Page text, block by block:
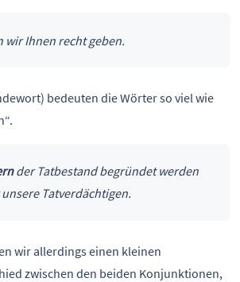
wir Ihnen recht geben.
bedeuten die Wörter so viel wie
der Tatbestand begründet werden
Tatverdächtigen.
wir allerdings einen kleinen
zwischen den beiden Konjunktionen,